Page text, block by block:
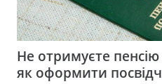
Не отримуєте
як оформити